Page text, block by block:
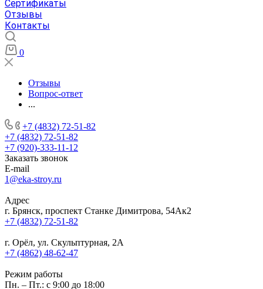
Сертификаты
Отзывы
Контакты
0
Отзывы
Вопрос-ответ
...
+7 (4832) 72-51-82
+7 (4832) 72-51-82
+7 (920)-333-11-12
Заказать звонок
E-mail
1@eka-stroy.ru
Адрес
г. Брянск, проспект Станке Димитрова, 54Ак2
+7 (4832) 72-51-82
г. Орёл, ул. Скульптурная, 2А
+7 (4862) 48-62-47
Режим работы
Пн. – Пт.: с 9:00 до 18:00